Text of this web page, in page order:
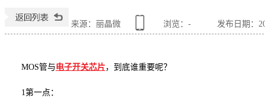
来源：丽晶微 浏览： - 发布日期：
MOS管与电子开关芯片，到底谁重要呢？
1第一点：